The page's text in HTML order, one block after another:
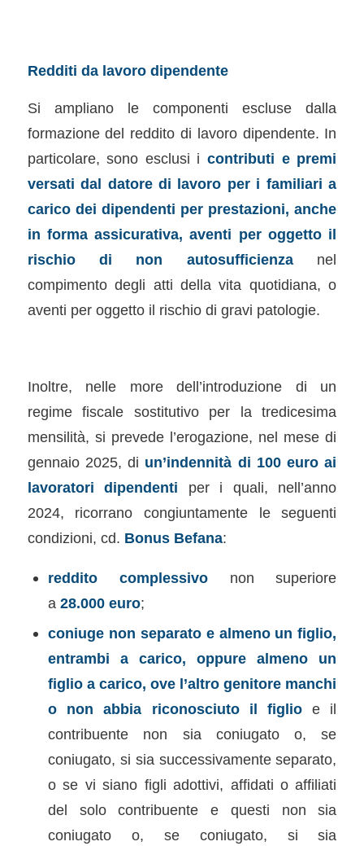
Redditi da lavoro dipendente
Si ampliano le componenti escluse dalla
formazione del reddito di lavoro dipendente. In
particolare, sono esclusi icontributi e premi
versati dal datore di lavoro per i familiari a
carico dei dipendenti per prestazioni, anche
in forma assicurativa, aventi per oggetto il
rischio di non autosufficienzanel
compimento degli atti della vita quotidiana, o
aventi per oggetto il rischio di gravi patologie.
Inoltre, nelle more dell’introduzione di un
regime fiscale sostitutivo per la tredicesima
mensilità, si prevede l’erogazione, nel mese di
gennaio 2025, di un’indennità di 100 euro ai
lavoratori dipendenti per i quali, nell’anno
2024, ricorrano congiuntamente le seguenti
condizioni, cd. Bonus Befana:
reddito complessivonon superiore
a 28.000 euro;
coniuge non separato e almeno un figlio,
entrambi a carico, oppure almeno un
figlio a carico, ove l’altro genitore manchi
o non abbia riconosciuto il figlioe il
contribuente non sia coniugato o, se
coniugato, si sia successivamente separato,
o se vi siano figli adottivi, affidati o affiliati
del solo contribuente e questi non sia
coniugato o, se coniugato, si sia